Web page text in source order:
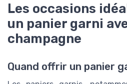
Les occasions
un panier garni
champagne
Quand offrir un panier